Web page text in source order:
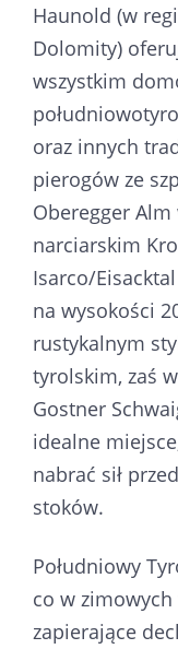
Haunold (w
Dolomity)
wszystkim
oraz innych
pierogów ze
Oberegger
narciarskim
Isarco/
na wysokości
rustykalnym
tyrolskim, zaś
Gostner
idealne
nabrać sił
stoków.
Południowy
co w
zapierające